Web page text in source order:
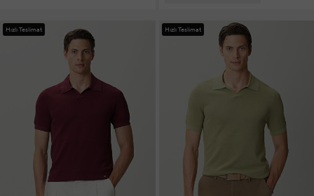
Hızlı Teslimat Hızlı Teslimat